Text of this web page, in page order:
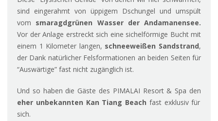
sind eingerahmt von üppigem Dschungel und umspült
vom smaragdgrünen Wasser der Andamanensee.
Vor der Anlage erstreckt sich eine sichelförmige Bucht mit
einem 1 Kilometer langen, schneeweißen Sandstrand,
der Dank natürlicher Felsformationen an beiden Seiten für
“Auswärtige” fast nicht zugänglich ist.
Und so haben die Gäste des PIMALAI Resort & Spa den
eher unbekannten Kan Tiang Beach fast exklusiv für
sich.